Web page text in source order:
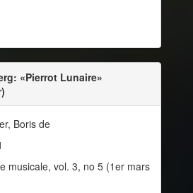
«Pierrot Lunaire»
Boris de
musicale, vol. 3, no 5 (1er mars